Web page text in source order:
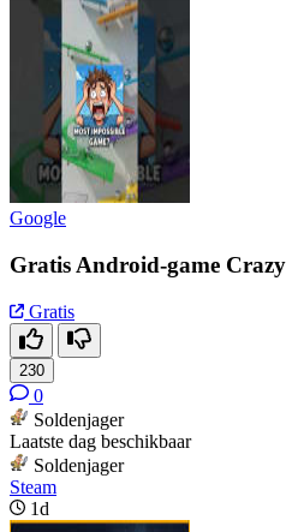
Google
Gratis Android-game Crazy
Gratis
230
0
Soldenjager
Laatste dag beschikbaar
Soldenjager
Steam
1d